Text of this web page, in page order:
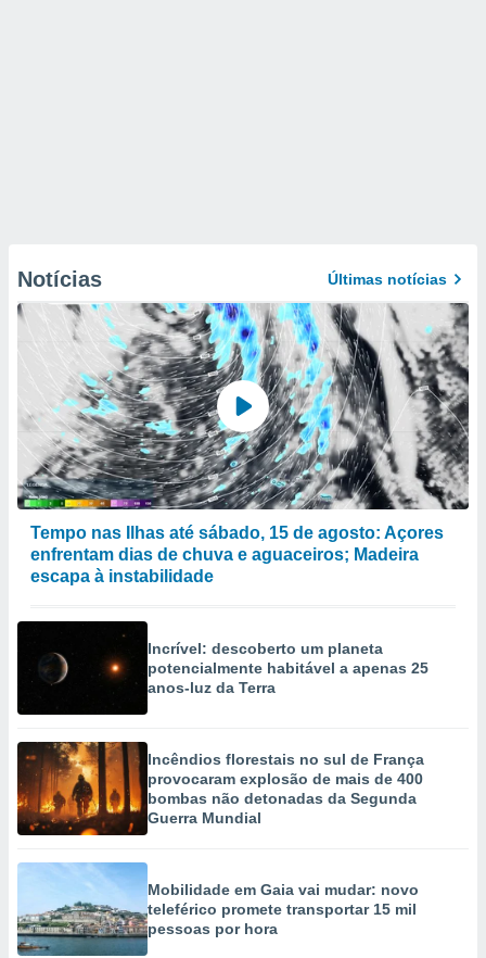
Notícias Últimas notícias
Tempo nas Ilhas até sábado, 15 de agosto: Açores
enfrentam dias de chuva e aguaceiros; Madeira
escapa à instabilidade
Incrível: descoberto um planeta
potencialmente habitável a apenas 25
anos-luz da Terra
Incêndios florestais no sul de França
provocaram explosão de mais de 400
bombas não detonadas da Segunda
Guerra Mundial
Mobilidade em Gaia vai mudar: novo
teleférico promete transportar 15 mil
pessoas por hora